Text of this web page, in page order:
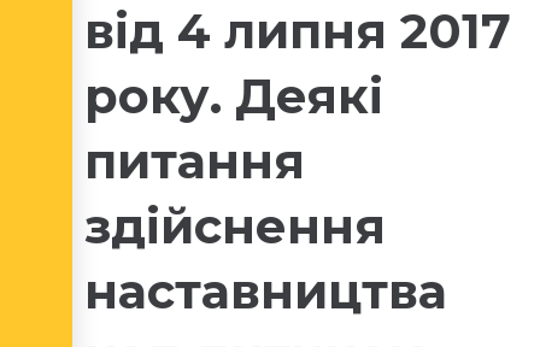
від 4 липня 2017
року. Деякі
питання
здійснення
наставництва